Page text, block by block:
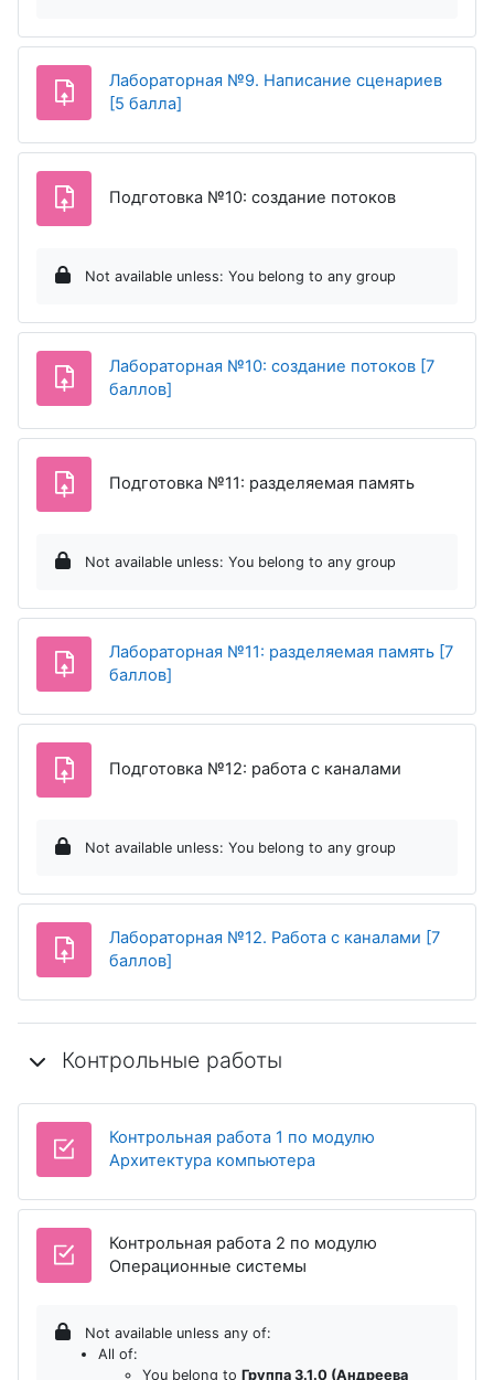
Лабораторная №9. Написание сценариев
[5 балла]
Подготовка №10: создание потоковAssignment
Not available unless: You belong to any group
Лабораторная №10: создание потоков [7
баллов]
Подготовка №11: разделяемая память
Not available unless: You belong to any group
Лабораторная №11: разделяемая память [7
баллов]
Подготовка №12: работа с каналами
Not available unless: You belong to any group
Лабораторная №12. Работа с каналами [7
баллов]
Контрольные работы
Контрольная работа 1 по модулю
Архитектура компьютераQuiz
Контрольная работа 2 по модулю
Операционные системы
Not available unless any of:
All of:
You belong to Группа 3.1.0 (Андреева